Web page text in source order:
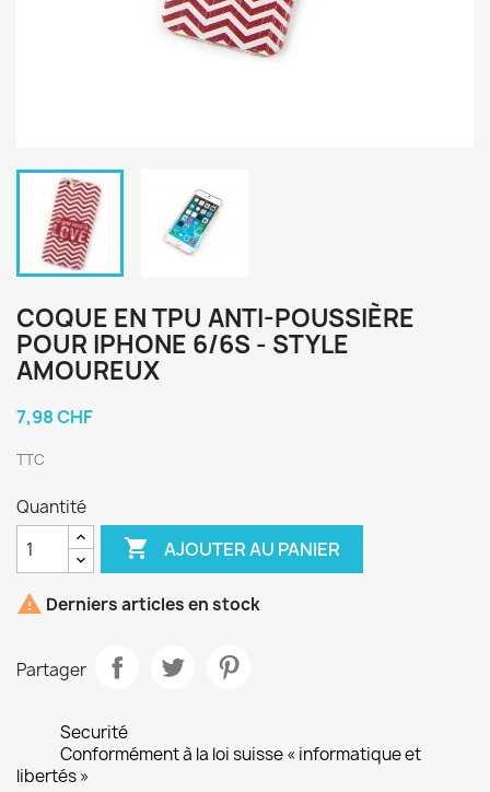
COQUE EN TPU ANTI-POUSSIÈRE
POUR IPHONE 6/6S - STYLE
AMOUREUX
7,98 CHF
TTC
Quantité
 AJOUTER AU PANIER
 Derniers articles en stock
Partager
Securité
Conformément à la loi suisse « informatique et
libertés »